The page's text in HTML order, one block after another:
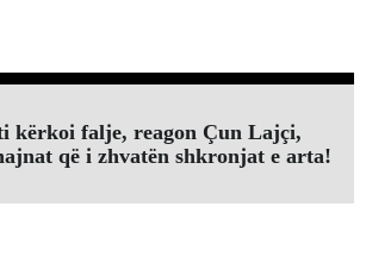
kërkoi falje, reagon Çun Lajçi,
që i zhvatën shkronjat e arta!￼